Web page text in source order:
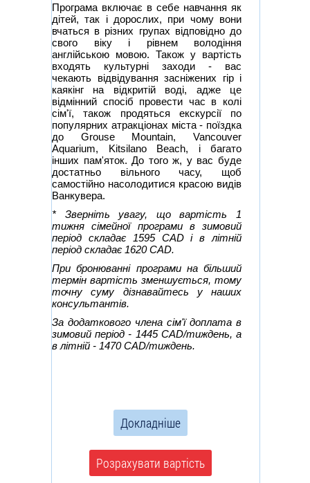
Програма включає в себе навчання як
дітей, так і дорослих, при чому вони
вчаться в різних групах відповідно до
свого віку і рівнем володіння
англійською мовою. Також у вартість
входять культурні заходи - вас
чекають відвідування засніжених гір і
каякінг на відкритій воді, адже це
відмінний спосіб провести час в колі
сім'ї, також продяться екскурсії по
популярних атракціонах міста - поїздка
до Grouse Mountain, Vancouver
Aquarium, Kitsilano Beach, і багато
інших пам'яток. До того ж, у вас буде
достатньо вільного часу, щоб
самостійно насолодитися красою видів
Ванкувера.
* Зверніть увагу, що вартість 1
тижня сімейної програми в зимовий
період складає 1595 CAD і в літній
період складає 1620 CAD.
При бронюванні програми на більший
термін вартість зменшується, тому
точну суму дізнавайтесь у наших
консультантів.
За додаткового члена сім'ї доплата в
зимовий період - 1445 CAD/тиждень, а
в літній - 1470 CAD/тиждень.
Докладніше
Розрахувати вартість